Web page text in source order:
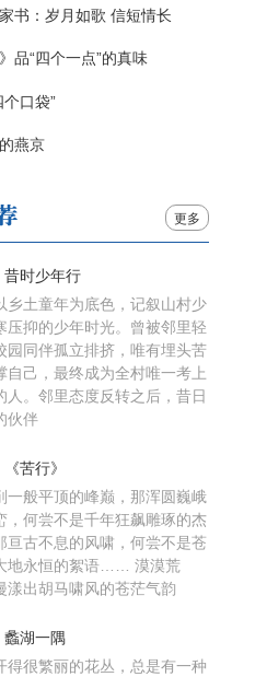
书：岁月如歌 信短情长
品“四个一点”的真味
个口袋”
燕京
更多
昔时少年行
乡土童年为底色，记叙山村少
压抑的少年时光。曾被邻里轻
园同伴孤立排挤，唯有埋头苦
自己，最终成为全村唯一考上
人。邻里态度反转之后，昔日
伙伴
《苦行》
一般平顶的峰巅，那浑圆巍峨
，何尝不是千年狂飙雕琢的杰
亘古不息的风啸，何尝不是苍
地永恒的絮语…… 漠漠荒
漾出胡马啸风的苍茫气韵
蠡湖一隅
得很繁丽的花丛，总是有一种